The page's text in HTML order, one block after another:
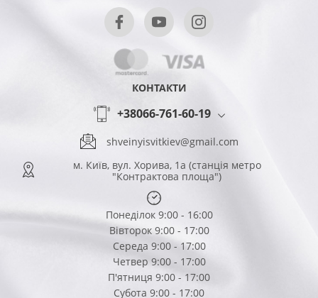
КОНТАКТИ
+38066-761-60-19
shveinyisvitkiev@gmail.com
м. Київ, вул. Хорива, 1а (станція метро
"Контрактова площа")
Понеділок 9:00 - 16:00
Вівторок 9:00 - 17:00
Середа 9:00 - 17:00
Четвер 9:00 - 17:00
П'ятниця 9:00 - 17:00
Субота 9:00 - 17:00